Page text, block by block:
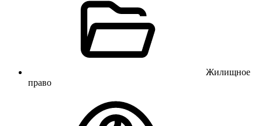
Жилищное
право